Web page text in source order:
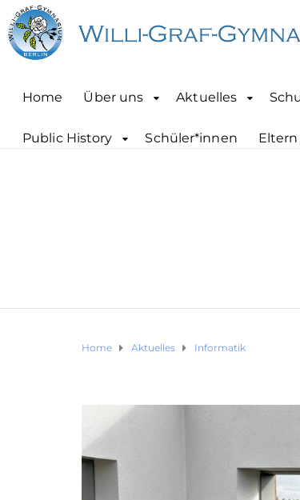
Home Über uns Aktuelles
Public History Schüler*innen Eltern
Home Aktuelles Informatik